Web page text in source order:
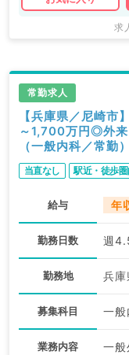
求
常勤求人
【兵庫県／尼崎
～1,700万円◎外来
（一般内科／常勤）
当直なし 駅近・徒歩
給与 年
勤務日数 週
勤務地 兵庫
募集科目 一般
業務内容 一